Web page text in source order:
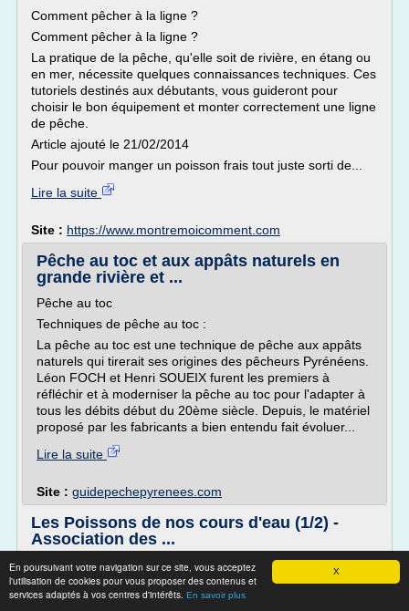
X
En poursuivant votre navigation sur ce site, vous acceptez
l'utilisation de cookies pour vous proposer des contenus et
services adaptés à vos centres d'intérêts. En savoir plus
Comment pêcher à la ligne ?
Comment pêcher à la ligne ?
La pratique de la pêche, qu'elle soit de rivière, en étang ou
en mer, nécessite quelques connaissances techniques. Ces
tutoriels destinés aux débutants, vous guideront pour
choisir le bon équipement et monter correctement une ligne
de pêche.
Article ajouté le 21/02/2014
Pour pouvoir manger un poisson frais tout juste sorti de...
Lire la suite
Site : https://www.montremoicomment.com
Pêche au toc et aux appâts naturels en
grande rivière et ...
Pêche au toc
Techniques de pêche au toc :
La pêche au toc est une technique de pêche aux appâts
naturels qui tirerait ses origines des pêcheurs Pyrénéens.
Léon FOCH et Henri SOUEIX furent les premiers à
réfléchir et à moderniser la pêche au toc pour l'adapter à
tous les débits début du 20ème siècle. Depuis, le matériel
proposé par les fabricants a bien entendu fait évoluer...
Lire la suite
Site : guidepechepyrenees.com
Les Poissons de nos cours d'eau (1/2) -
Association des ...
j'en voudrai plus !!!
Estelle 11/09/2016 16:42